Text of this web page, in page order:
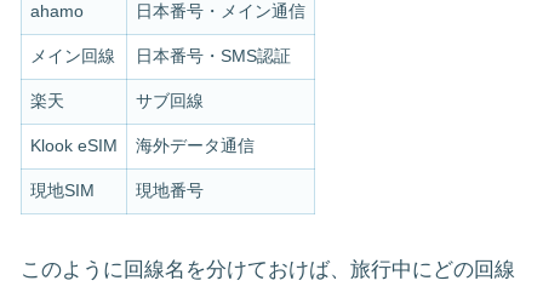
ahamo 日本番号・メイン通信
メイン回線 日本番号・SMS認証
楽天 サブ回線
Klook eSIM 海外データ通信
現地SIM 現地番号
このように回線名を分けておけば、旅行中にどの回線